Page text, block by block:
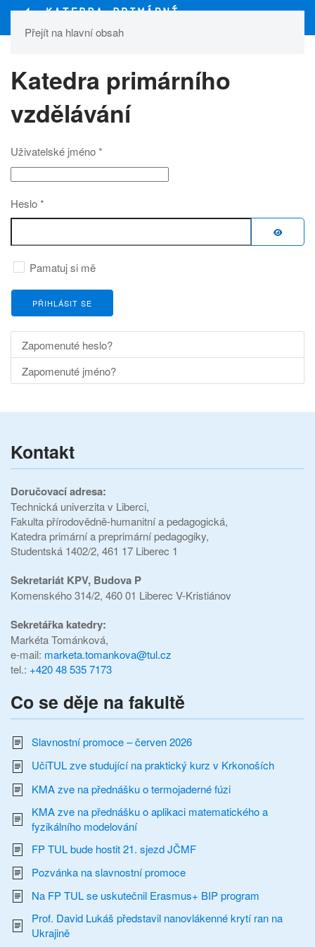
Přejít na hlavní obsah
Katedra primárního
vzdělávání
Uživatelské jméno*
Heslo*
Pamatuj si mě
PŘIHLÁSIT SE
Zapomenuté heslo?
Zapomenuté jméno?
Kontakt
Doručovací adresa:
Technická univerzita v Liberci,
Fakulta přírodovědně-humanitní a pedagogická,
Katedra primární a preprimární pedagogiky,
Studentská 1402/2, 461 17 Liberec 1
Sekretariát KPV, Budova P
Komenského 314/2, 460 01 Liberec V-Kristiánov
Sekretářka katedry:
Markéta Tománková,
e-mail: marketa.tomankova@tul.cz
tel.: +420 48 535 7173
Co se děje na fakultě
Slavnostní promoce – červen 2026
UčiTUL zve studující na praktický kurz v Krkonoších
KMA zve na přednášku o termojaderné fúzi
KMA zve na přednášku o aplikaci matematického a
fyzikálního modelování
FP TUL bude hostit 21. sjezd JČMF
Pozvánka na slavnostní promoce
Na FP TUL se uskutečnil Erasmus+ BIP program
Prof. David Lukáš představil nanovlákenné krytí ran na
Ukrajině